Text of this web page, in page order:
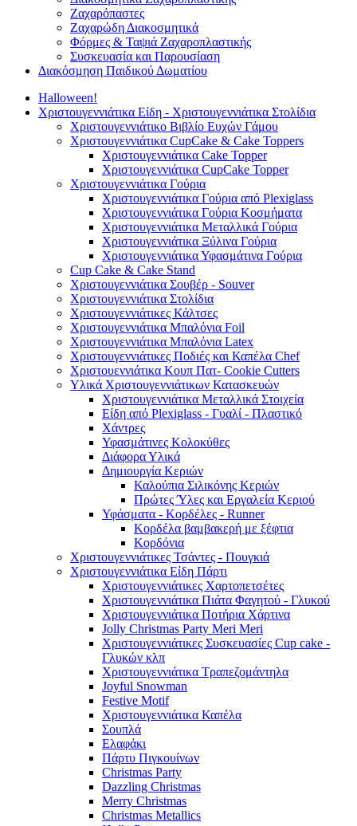
Ζαχαρόπαστες
Ζαχαρώδη Διακοσμητικά
Φόρμες & Ταψιά Ζαχαροπλαστικής
Συσκευασία και Παρουσίαση
Διακόσμηση Παιδικού Δωματίου
Halloween!
Χριστουγεννιάτικα Είδη - Χριστουγεννιάτικα Στολίδια
Χριστουγεννιάτικο Βιβλίο Ευχών Γάμου
Χριστουγεννιάτικα CupCake & Cake Toppers
Χριστουγεννιάτικα Cake Topper
Χριστουγεννιάτικα CupCake Topper
Χριστουγεννιάτικα Γούρια
Χριστουγεννιάτικα Γούρια από Plexiglass
Χριστουγεννιάτικα Γούρια Κοσμήματα
Χριστουγεννιάτικα Μεταλλικά Γούρια
Χριστουγεννιάτικα Ξύλινα Γούρια
Χριστουγεννιάτικα Υφασμάτινα Γούρια
Cup Cake & Cake Stand
Χριστουγεννιάτικα Σουβέρ - Souver
Χριστουγεννιάτικα Στολίδια
Χριστουγεννιάτικες Κάλτσες
Χριστουγεννιάτικα Μπαλόνια Foil
Χριστουγεννιάτικα Μπαλόνια Latex
Χριστουγεννιάτικες Ποδιές και Καπέλα Chef
Χριστουεννιάτικα Κουπ Πατ- Cookie Cutters
Υλικά Χριστουγεννιάτικων Κατασκευών
Χριστουγεννιάτικα Μεταλλικά Στοιχεία
Είδη από Plexiglass - Γυαλί - Πλαστικό
Χάντρες
Υφασμάτινες Κολοκύθες
Διάφορα Υλικά
Δημιουργία Κεριών
Καλούπια Σιλικόνης Κεριών
Πρώτες Ύλες και Εργαλεία Κεριού
Υφάσματα - Κορδέλες - Runner
Κορδέλα βαμβακερή με ξέφτια
Κορδόνια
Χριστουγεννιάτικες Τσάντες - Πουγκιά
Χριστουγεννιάτικα Είδη Πάρτι
Χριστουγεννιάτικες Χαρτοπετσέτες
Χριστουγεννιάτικα Πιάτα Φαγητού - Γλυκού
Χριστουγεννιάτικα Ποτήρια Χάρτινα
Jolly Christmas Party Meri Meri
Χριστουγεννιάτικες Συσκευασίες Cup cake -
Γλυκών κλπ
Χριστουγεννιάτικα Τραπεζομάντηλα
Joyful Snowman
Festive Motif
Χριστουγεννιάτικα Καπέλα
Σουπλά
Ελαφάκι
Πάρτυ Πιγκουίνων
Christmas Party
Dazzling Christmas
Merry Christmas
Christmas Metallics